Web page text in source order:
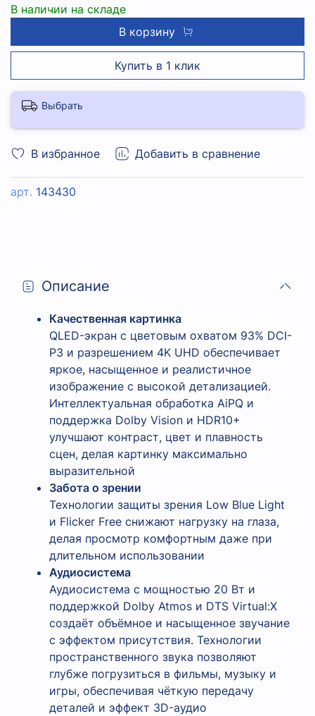
В избранное Добавить в сравнение
арт. 143430
В наличии на складе
В корзину
Купить в 1 клик
Выбрать
Описание
Качественная картинка
QLED-экран с цветовым охватом 93% DCI-
P3 и разрешением 4K UHD обеспечивает
яркое, насыщенное и реалистичное
изображение с высокой детализацией.
Интеллектуальная обработка AiPQ и
поддержка Dolby Vision и HDR10+
улучшают контраст, цвет и плавность
сцен, делая картинку максимально
выразительной
Забота о зрении
Технологии защиты зрения Low Blue Light
и Flicker Free снижают нагрузку на глаза,
делая просмотр комфортным даже при
длительном использовании
Аудиосистема
Аудиосистема с мощностью 20 Вт и
поддержкой Dolby Atmos и DTS Virtual:X
создаёт объёмное и насыщенное звучание
с эффектом присутствия. Технологии
пространственного звука позволяют
глубже погрузиться в фильмы, музыку и
игры, обеспечивая чёткую передачу
деталей и эффект 3D-аудио